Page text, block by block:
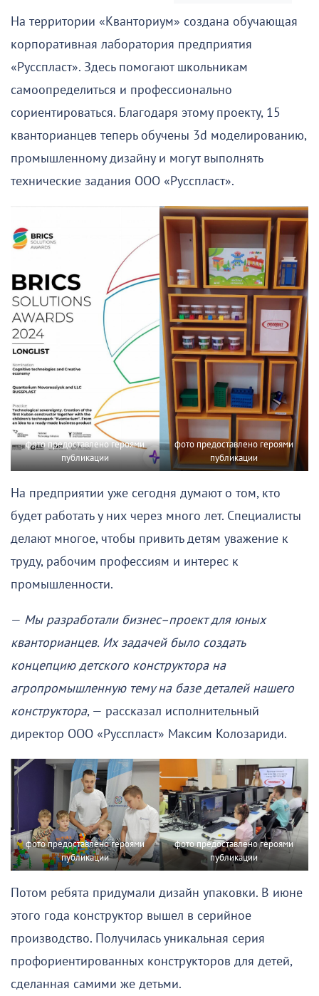
На территории «Кванториум» создана обучающая
корпоративная лаборатория предприятия
«Русспласт». Здесь помогают школьникам
самоопределиться и профессионально
сориентироваться. Благодаря этому проекту, 15
кванторианцев теперь обучены 3d моделированию,
промышленному дизайну и могут выполнять
технические задания ООО «Русспласт».
фото предоставлено героями
публикации
фото предоставлено героями
публикации
На предприятии уже сегодня думают о том, кто
будет работать у них через много лет. Специалисты
делают многое, чтобы привить детям уважение к
труду, рабочим профессиям и интерес к
промышленности.
— Мы разработали бизнес–проект для юных
кванторианцев. Их задачей было создать
концепцию детского конструктора на
агропромышленную тему на базе деталей нашего
конструктора, — рассказал исполнительный
директор ООО «Русспласт» Максим Колозариди.
фото предоставлено героями
публикации
фото предоставлено героями
публикации
Потом ребята придумали дизайн упаковки. В июне
этого года конструктор вышел в серийное
производство. Получилась уникальная серия
профориентированных конструкторов для детей,
сделанная самими же детьми.